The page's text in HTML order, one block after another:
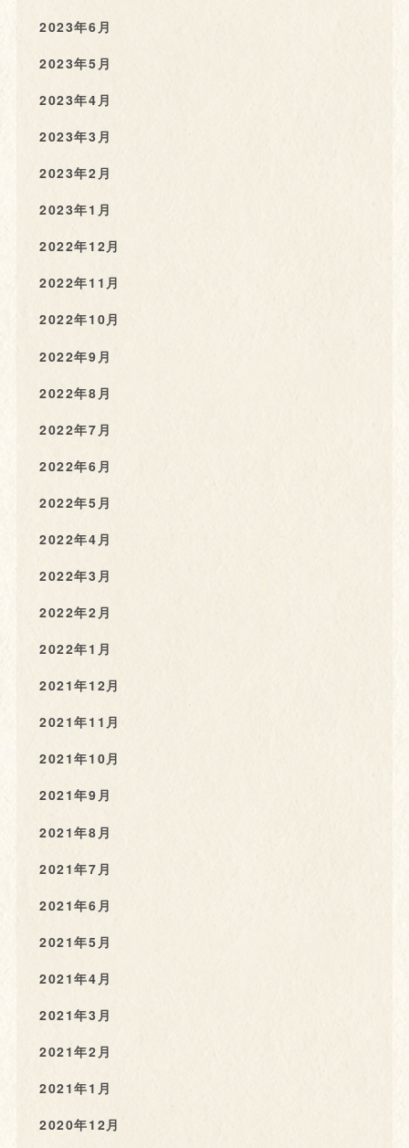
2023年6月
2023年5月
2023年4月
2023年3月
2023年2月
2023年1月
2022年12月
2022年11月
2022年10月
2022年9月
2022年8月
2022年7月
2022年6月
2022年5月
2022年4月
2022年3月
2022年2月
2022年1月
2021年12月
2021年11月
2021年10月
2021年9月
2021年8月
2021年7月
2021年6月
2021年5月
2021年4月
2021年3月
2021年2月
2021年1月
2020年12月